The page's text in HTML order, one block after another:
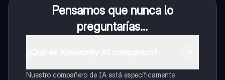
Pensamos que nunca lo
preguntarías...
Nuestro compañero de IA está específicamente